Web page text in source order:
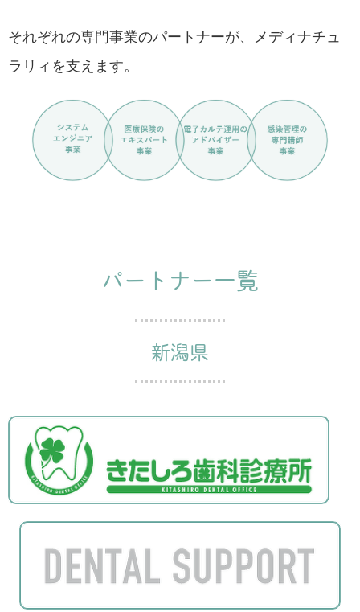
それぞれの専門事業のパートナーが、メディナチュ
ラリィを支えます。
パートナー一覧
新潟県